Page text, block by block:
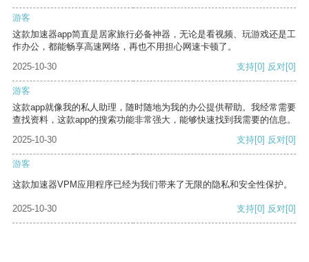
游客
这款加速器app简直是居家旅行必备神器，无论是看视频、玩游戏还是工
作办公，都能畅享高速网络，再也不用担心网速卡顿了。
2025-10-30
支持[0] 反对[0]
游客
这款app就像我的私人助理，随时随地为我的办公提供帮助。我经常需要
查找资料，这款app的搜索功能非常强大，能够快速找到我需要的信息。
2025-10-30
支持[0] 反对[0]
游客
这款加速器VPM应用程序已经为我们带来了无限的隐私和安全性保护。
2025-10-30 支持[0] 反对[0]